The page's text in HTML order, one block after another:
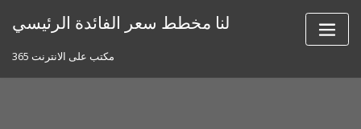
لنا مخطط سعر الفائدة الرئيسي
مكتب على الانترنت 365